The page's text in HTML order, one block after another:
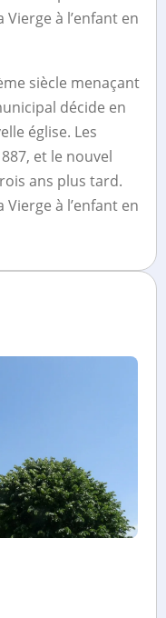
à l’enfant en
siècle menaçant
décide en
église. Les
et le nouvel
ans plus tard.
à l’enfant en